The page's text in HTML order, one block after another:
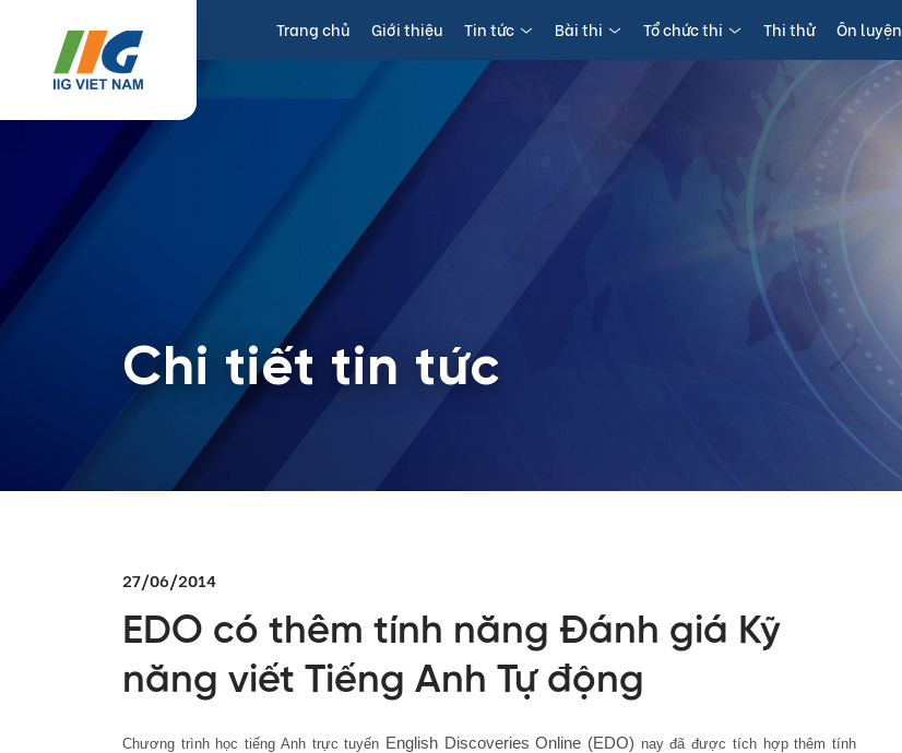
Trang chủ Giới thiệu Tin tức Bài thi Tổ chức thi Thi thử Ôn luyện
Chi tiết tin tức
27/06/2014
EDO có thêm tính năng Đánh giá Kỹ
năng viết Tiếng Anh Tự động
Chương trình học tiếng Anh trực tuyến English Discoveries Online (EDO) nay đã được tích hợp thêm tính